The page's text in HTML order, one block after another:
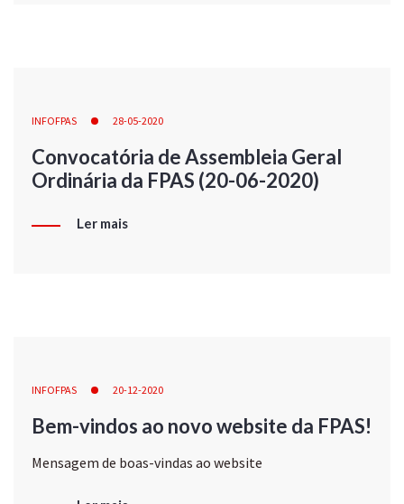
INFOFPAS 28-05-2020
Convocatória de Assembleia Geral
Ordinária da FPAS (20-06-2020)
Ler mais
INFOFPAS 20-12-2020
Bem-vindos ao novo website da FPAS!
Mensagem de boas-vindas ao website